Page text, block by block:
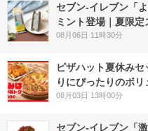
セブン‐イレブン「
ミント登場｜夏限
08月06日 11時30分
ピザハット夏休み
りにぴったりのボ
08月03日 13時00分
セブン-イレブン「